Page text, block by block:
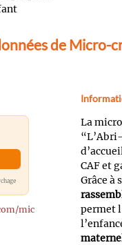
de Micro-
mic
La
CAF et
Grâce à
permet